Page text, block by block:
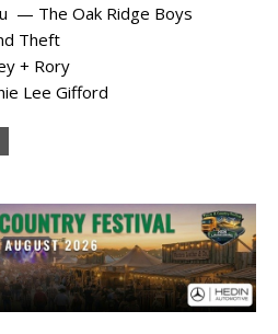
— The Oak Ridge Boys
Theft
+ Rory
Lee Gifford